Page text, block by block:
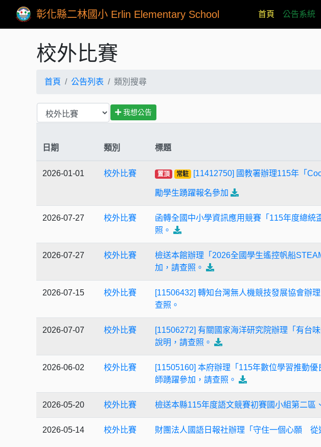
彰化縣二林國小 Erlin Elementary School 首頁 (current)
公告系統
校外比賽
首頁 公告列表 類別搜尋
我想公告
日期 類別 標題
2026-01-01 校外比賽 置頂 常駐 [11412750] 國教署辦理115年「
勵學生踴躍報名參加
2026-07-27 校外比賽
函轉全國中小學資訊應用競賽「115年度總
照。
2026-07-27 校外比賽
檢送本館辦理「2026全國學生遙控帆船
加，請查照。
2026-07-15 校外比賽
[11506432] 轉知台灣無人機競技發展協會辦
查照。
2026-07-07 校外比賽
[11506272] 有關國家海洋研究院辦理「有台
說明，請查照。
2026-06-02 校外比賽
[11505160] 本府辦理「115年數位學習推動
師踴躍參加，請查照。
2026-05-20 校外比賽 檢送本縣115年度語文競賽初賽國小組第二
2026-05-14 校外比賽 財團法人國語日報社辦理「守住一個心願 從